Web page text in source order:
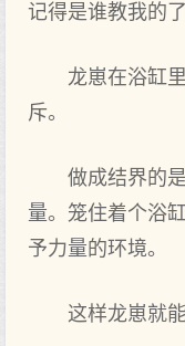
记得是谁教我的
龙崽在浴缸
斥。
做成结界的
量。笼住着个浴
予力量的环境。
这样龙崽就